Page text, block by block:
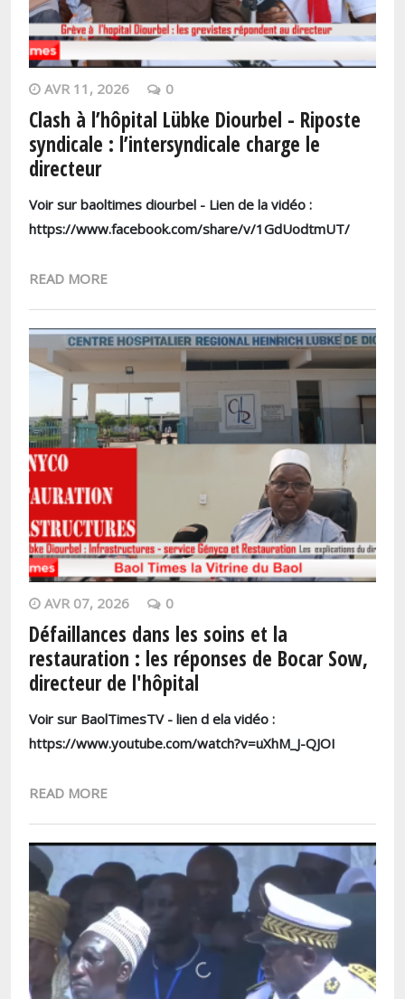
AVR 11, 2026 0
Clash à l’hôpital Lübke Diourbel - Riposte
syndicale : l’intersyndicale charge le
directeur
Voir sur baoltimes diourbel - Lien de la vidéo :
https://www.facebook.com/share/v/1GdUodtmUT/
READ MORE
AVR 07, 2026 0
Défaillances dans les soins et la
restauration : les réponses de Bocar Sow,
directeur de l'hôpital
Voir sur BaolTimesTV - lien d ela vidéo :
https://www.youtube.com/watch?v=uXhM_J-QJOI
READ MORE